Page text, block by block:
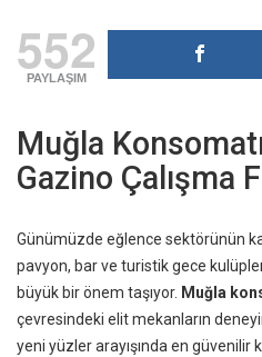
552
PAYLAŞIM
Muğla
Gazino Çalışma
Günümüzde eğlence sektörünün
pavyon, bar ve turistik gece
büyük bir önem taşıyor. Muğla
çevresindeki elit mekanların
yeni yüzler arayışında en güvenilir